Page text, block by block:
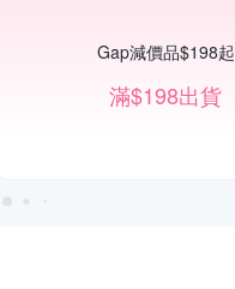
Gap減價品$198起
滿$198出貨